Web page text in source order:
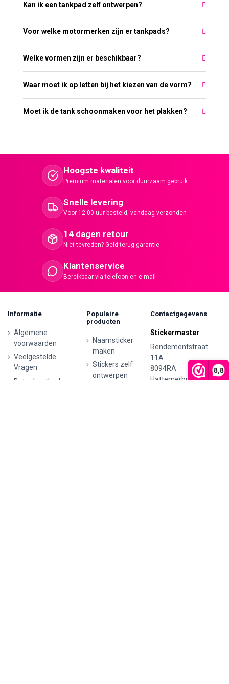
8,8
Kan ik een tankpad zelf ontwerpen?
Voor welke motormerken zijn er tankpads?
Welke vormen zijn er beschikbaar?
Waar moet ik op letten bij het kiezen van de vorm?
Moet ik de tank schoonmaken voor het plakken?
Hoogste kwaliteit
Premium materialen voor duurzaam gebruik
Snelle levering
Voor 12:00 uur besteld, vandaag verzonden
14 dagen retour
Niet tevreden? Geld terug garantie
Klantenservice
Bereikbaar via telefoon en e-mail
Informatie
Algemene
voorwaarden
Veelgestelde
Vragen
Betaalmethodes
Populaire
producten
Naamsticker
maken
Stickers zelf
ontwerpen
Contactgegevens
Stickermaster
Rendementstraat
11A
8094RA
Hattemerbroek